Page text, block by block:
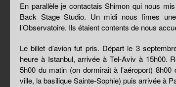
En parallèle je contactais Shimon qui nous
Back Stage Studio. Un midi nous fîmes
l’Observatoire. Ils étaient contents de nous
Le billet d’avion fut pris. Départ le 3
heure à Istanbul, arrivée à Tel-Aviv à 15h00.
5h00 du matin (on dormirait à l’aéroport)
ville, la basilique Sainte-Sophie) puis arrivée à